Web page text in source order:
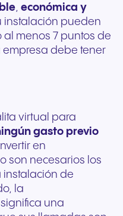
, económica y
instalación pueden
menos 7 puntos de
debe tener
virtual para
gasto previo
en
son necesarios los
instalación de
la
una